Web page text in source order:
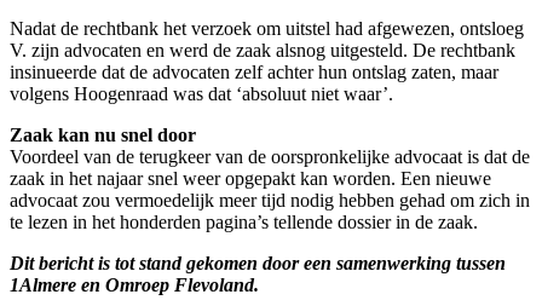
Nadat de rechtbank het verzoek om uitstel had afgewezen, ontsloeg
V. zijn advocaten en werd de zaak alsnog uitgesteld. De rechtbank
insinueerde dat de advocaten zelf achter hun ontslag zaten, maar
volgens Hoogenraad was dat ‘absoluut niet waar’.
Zaak kan nu snel door
Voordeel van de terugkeer van de oorspronkelijke advocaat is dat de
zaak in het najaar snel weer opgepakt kan worden. Een nieuwe
advocaat zou vermoedelijk meer tijd nodig hebben gehad om zich in
te lezen in het honderden pagina’s tellende dossier in de zaak.
Dit bericht is tot stand gekomen door een samenwerking tussen
1Almere en Omroep Flevoland.